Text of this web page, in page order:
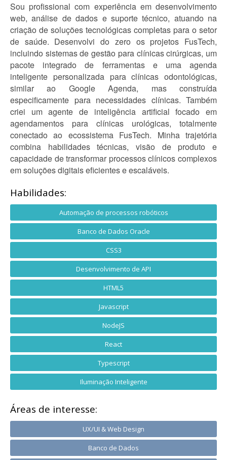
Sou profissional com experiência em desenvolvimento
web, análise de dados e suporte técnico, atuando na
criação de soluções tecnológicas completas para o setor
de saúde. Desenvolvi do zero os projetos FusTech,
incluindo sistemas de gestão para clínicas cirúrgicas, um
pacote integrado de ferramentas e uma agenda
inteligente personalizada para clínicas odontológicas,
similar ao Google Agenda, mas construída
especificamente para necessidades clínicas. Também
criei um agente de inteligência artificial focado em
agendamentos para clínicas urológicas, totalmente
conectado ao ecossistema FusTech. Minha trajetória
combina habilidades técnicas, visão de produto e
capacidade de transformar processos clínicos complexos
em soluções digitais eficientes e escaláveis.
Habilidades:
Automação de processos robóticos
Banco de Dados Oracle
CSS3
Desenvolvimento de API
HTML5
Javascript
NodeJS
React
Typescript
Iluminação Inteligente
Áreas de interesse:
UX/UI & Web Design
Banco de Dados